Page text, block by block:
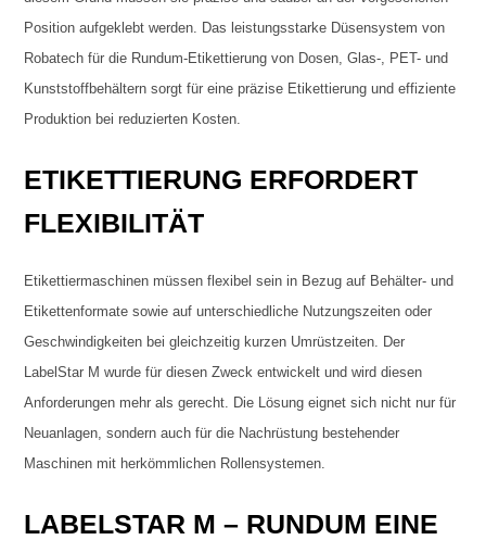
Position aufgeklebt werden. Das leistungsstarke Düsensystem von
Robatech für die Rundum-Etikettierung von Dosen, Glas-, PET- und
Kunststoffbehältern sorgt für eine präzise Etikettierung und effiziente
Produktion bei reduzierten Kosten.
ETIKETTIERUNG ERFORDERT
FLEXIBILITÄT
Etikettiermaschinen müssen flexibel sein in Bezug auf Behälter- und
Etikettenformate sowie auf unterschiedliche Nutzungszeiten oder
Geschwindigkeiten bei gleichzeitig kurzen Umrüstzeiten. Der
LabelStar M wurde für diesen Zweck entwickelt und wird diesen
Anforderungen mehr als gerecht. Die Lösung eignet sich nicht nur für
Neuanlagen, sondern auch für die Nachrüstung bestehender
Maschinen mit herkömmlichen Rollensystemen.
LABELSTAR M – RUNDUM EINE